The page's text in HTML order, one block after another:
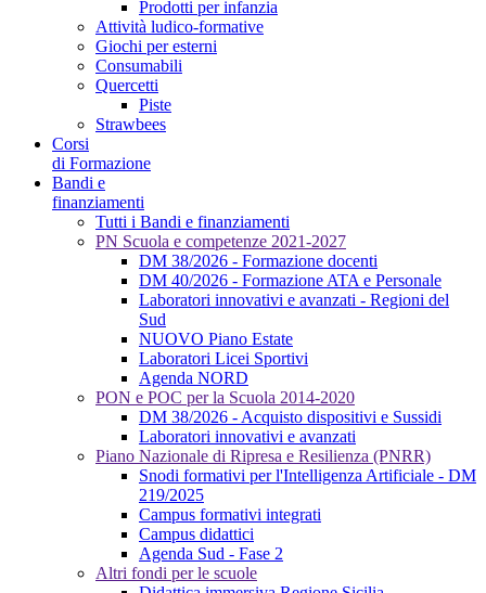
Prodotti per infanzia
Attività ludico-formative
Giochi per esterni
Consumabili
Quercetti
Piste
Strawbees
Corsi
di Formazione
Bandi e
finanziamenti
Tutti i Bandi e finanziamenti
PN Scuola e competenze 2021-2027
DM 38/2026 - Formazione docenti
DM 40/2026 - Formazione ATA e Personale
Laboratori innovativi e avanzati - Regioni del
Sud
NUOVO Piano Estate
Laboratori Licei Sportivi
Agenda NORD
PON e POC per la Scuola 2014-2020
DM 38/2026 - Acquisto dispositivi e Sussidi
Laboratori innovativi e avanzati
Piano Nazionale di Ripresa e Resilienza (PNRR)
Snodi formativi per l'Intelligenza Artificiale - DM
219/2025
Campus formativi integrati
Campus didattici
Agenda Sud - Fase 2
Altri fondi per le scuole